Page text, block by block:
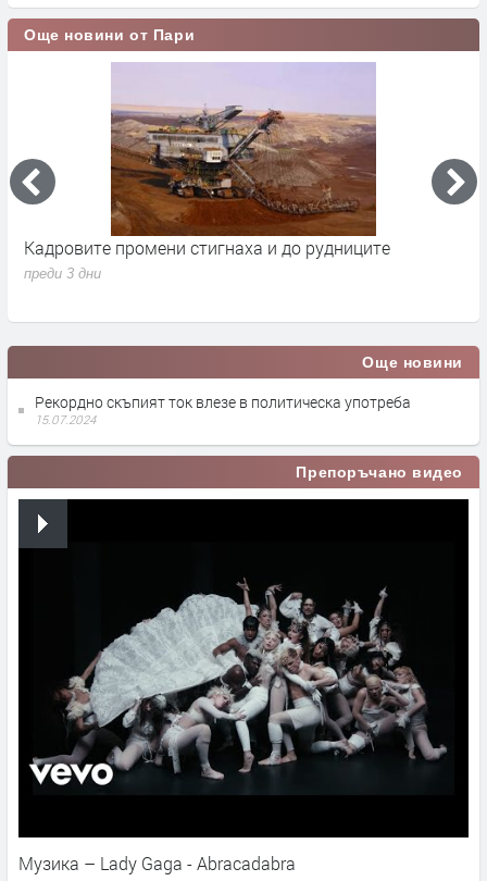
Още новини от Пари
Кадровите промени стигнаха и до рудниците
преди 3 дни
Още новини
Рекордно скъпият ток влезе в политическа употреба
15.07.2024
Препоръчано видео
Музика – Lady Gaga - Abracadabra